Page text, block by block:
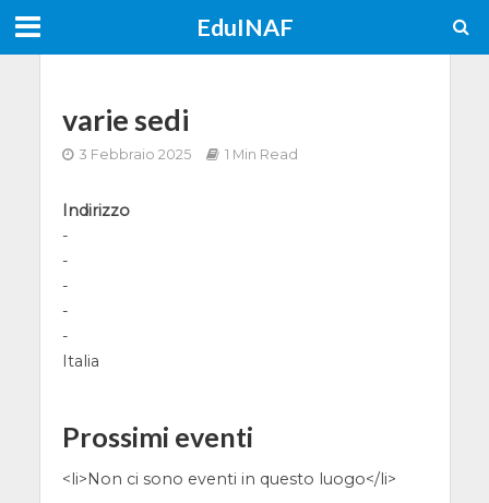
EduINAF
varie sedi
3 Febbraio 2025 1 Min Read
Indirizzo
-
-
-
-
-
Italia
Prossimi eventi
<li>Non ci sono eventi in questo luogo</li>